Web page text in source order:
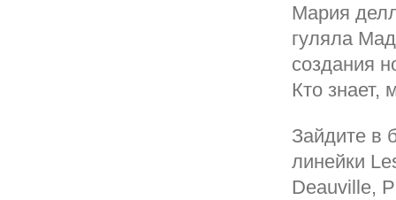
Мария
гуляла
создания
Кто знает,
Зайдите в
линейки
Deauville,